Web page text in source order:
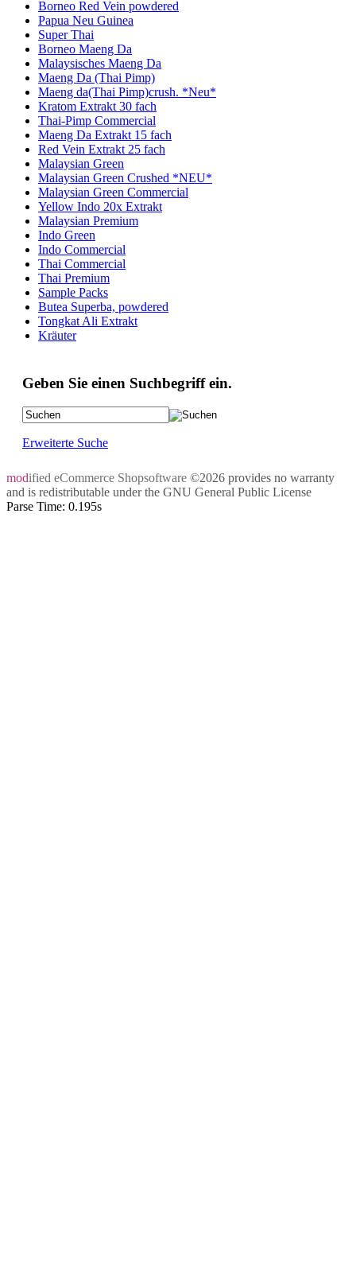
Borneo Red Vein powdered
Papua Neu Guinea
Super Thai
Borneo Maeng Da
Malaysisches Maeng Da
Maeng Da (Thai Pimp)
Maeng da(Thai Pimp)crush. *Neu*
Kratom Extrakt 30 fach
Thai-Pimp Commercial
Maeng Da Extrakt 15 fach
Red Vein Extrakt 25 fach
Malaysian Green
Malaysian Green Crushed *NEU*
Malaysian Green Commercial
Yellow Indo 20x Extrakt
Malaysian Premium
Indo Green
Indo Commercial
Thai Commercial
Thai Premium
Sample Packs
Butea Superba, powdered
Tongkat Ali Extrakt
Kräuter
Geben Sie einen Suchbegriff ein.
Erweiterte Suche
modified eCommerce Shopsoftware ©2026 provides no warranty
and is redistributable under the GNU General Public License
Parse Time: 0.195s